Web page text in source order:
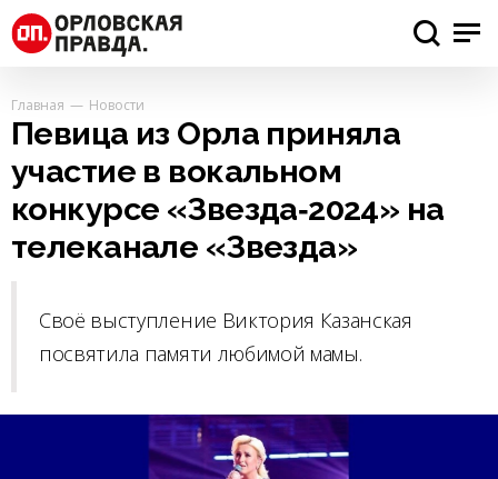
Главная Новости
Певица из Орла приняла
участие в вокальном
конкурсе «Звезда‑2024» на
телеканале «Звезда»
Своё выступление Виктория Казанская
посвятила памяти любимой мамы.